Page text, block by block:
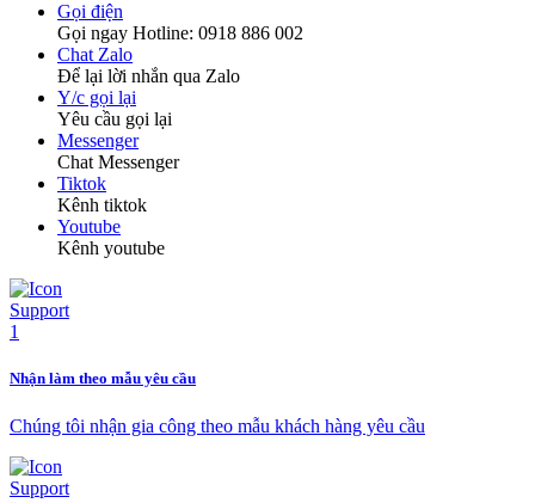
Gọi điện
Gọi ngay Hotline: 0918 886 002
Chat Zalo
Để lại lời nhắn qua Zalo
Y/c gọi lại
Yêu cầu gọi lại
Messenger
Chat Messenger
Tiktok
Kênh tiktok
Youtube
Kênh youtube
Nhận làm theo mẫu yêu cầu
Chúng tôi nhận gia công theo mẫu khách hàng yêu cầu